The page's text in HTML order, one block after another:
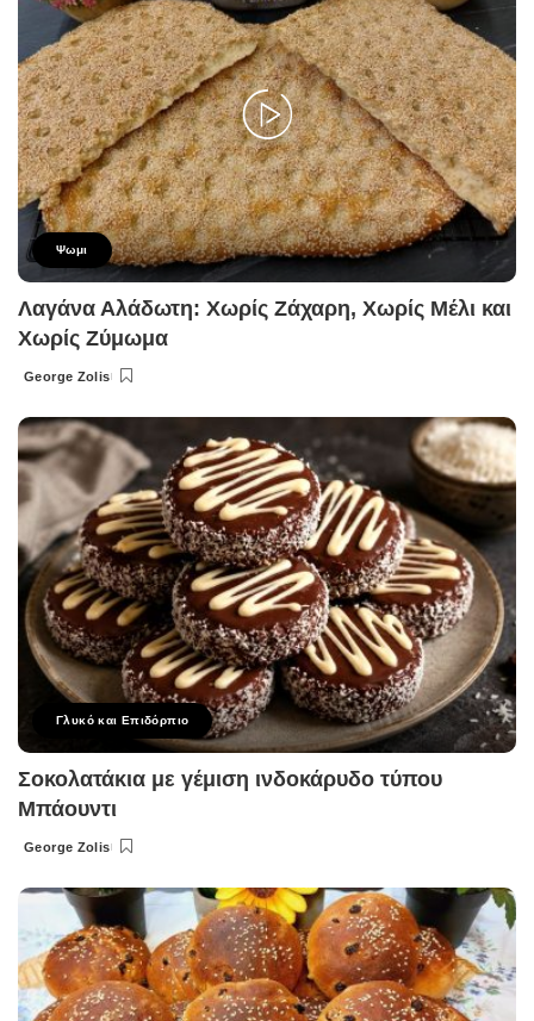
Ψωμι
Λαγάνα Αλάδωτη: Χωρίς Ζάχαρη, Χωρίς Μέλι και
Χωρίς Ζύμωμα
Posted
George Zolis
Γλυκό και Επιδόρπιο
Σοκολατάκια με γέμιση ινδοκάρυδο τύπου
Μπάουντι
Posted
George Zolis